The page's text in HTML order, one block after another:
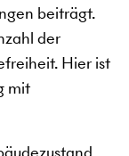
beiträgt.
der
Hier ist
mit